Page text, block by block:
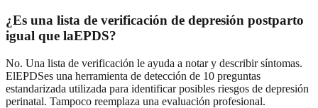
¿Es una lista de verificación de depresión postparto
igual que laEPDS?
No. Una lista de verificación le ayuda a notar y describir síntomas.
ElEPDSes una herramienta de detección de 10 preguntas
estandarizada utilizada para identificar posibles riesgos de depresión
perinatal. Tampoco reemplaza una evaluación profesional.